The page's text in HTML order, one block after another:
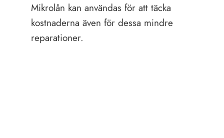
Mikrolån kan användas för att täcka
kostnaderna även för dessa mindre
reparationer.